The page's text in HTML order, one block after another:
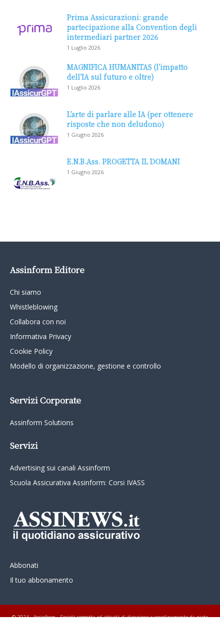
Prima Assicurazioni: grande
partecipazione alla Convention degli
intermediari partner 2026
1 Luglio 2026
MAGNIFICA HUMANITAS (l’impatto
dell’IA sul futuro e oltre)
1 Luglio 2026
L’arte di parlare alle IA (per ottenere
risposte che non deludono)
1 Giugno 2026
E.N.B.Ass. PROGETTA IL DOMANI
1 Giugno 2026
Assinform Editore
Chi siamo
Whistleblowing
Collabora con noi
Informativa Privacy
Cookie Policy
Modello di organizzazione, gestione e controllo
Servizi Corporate
Assinform Solutions
Servizi
Advertising sui canali Assinform
Scuola Assicurativa Assinform: Corsi IVASS
Abbonati
Il tuo abbonamento
© 2024 - Assinform - Società soggetta ad attività di direzione e coordinamento da parte